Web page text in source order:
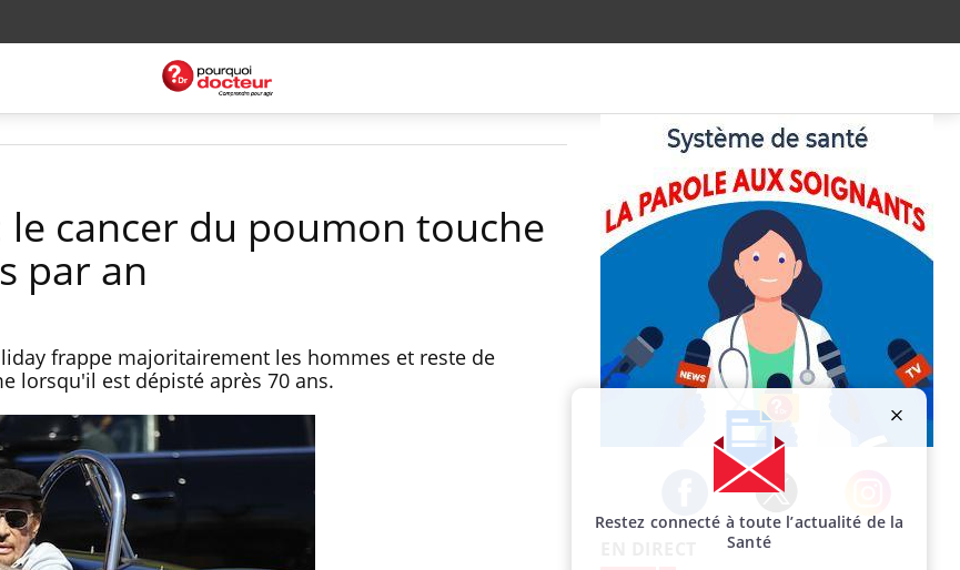
le cancer du poumon touche
par an
frappe majoritairement les hommes et reste de
lorsqu'il est dépisté après 70 ans.
Facebook Twitter Instagram
Restez connecté à toute l’actualité de la
Santé